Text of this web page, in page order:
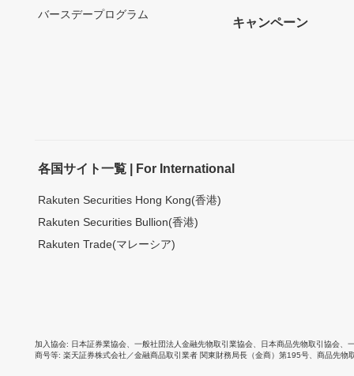
バースデープログラム
キャンペーン
各国サイト一覧 | For International
Rakuten Securities Hong Kong(香港)
Rakuten Securities Bullion(香港)
Rakuten Trade(マレーシア)
加入協会 日本証券業協会 一般社団法人金融先物取引業協会 日本商品先物取引協会
商号等 楽天証券株式会社／金融商品取引業者 関東財務局長（金商）第195号、商品先物